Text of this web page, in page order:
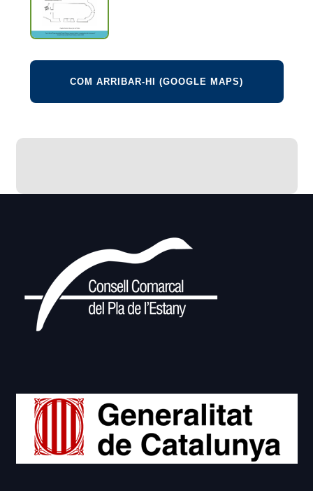
COM ARRIBAR-HI (GOOGLE MAPS)